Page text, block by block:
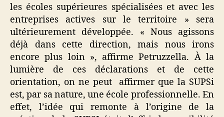
les écoles supérieures spécialisées et avec les
entreprises actives sur le territoire » sera
ultérieurement développée. « Nous agissons
déjà dans cette direction, mais nous irons
encore plus loin », affirme Petruzzella. À la
lumière de ces déclarations et de cette
orientation, on ne peut affirmer que la SUPSi
est, par sa nature, une école professionnelle. En
effet, l’idée qui remonte à l’origine de la